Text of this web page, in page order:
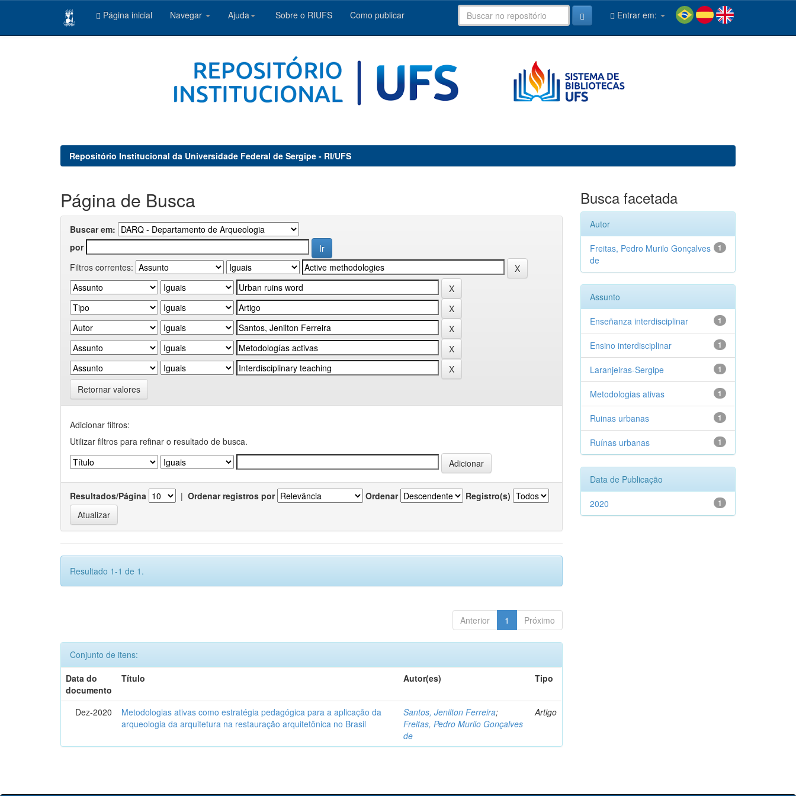
Página inicial Navegar Ajuda Sobre o RIUFS Como publicar Entrar em:
Repositório Institucional da Universidade Federal de Sergipe - RI/UFS
Página de Busca
Buscar em:
por
Filtros correntes:
Retornar valores
Adicionar filtros:
Utilizar filtros para refinar o resultado de busca.
Resultados/Página | Ordenar registros por Ordenar Registro(s)
Resultado 1-1 de 1.
Anterior 1 Próximo
Conjunto de itens:
Data do
documento
Título Autor(es) Tipo
Dez-2020
Metodologias ativas como estratégia pedagógica para a aplicação da
arqueologia da arquitetura na restauração arquitetônica no Brasil
Santos, Jenilton Ferreira;
Freitas, Pedro Murilo Gonçalves
de
Artigo
Busca facetada
Autor
1
Freitas, Pedro Murilo Gonçalves
de
Assunto
1
Enseñanza interdisciplinar
1
Ensino interdisciplinar
1
Laranjeiras-Sergipe
1
Metodologias ativas
1
Ruinas urbanas
1
Ruínas urbanas
Data de Publicação
1
2020